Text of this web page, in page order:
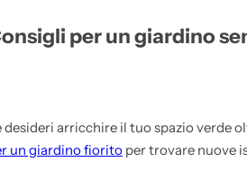
per un giardino
desideri arricchire il tuo spazio verde
un giardino fioritoper trovare nuove